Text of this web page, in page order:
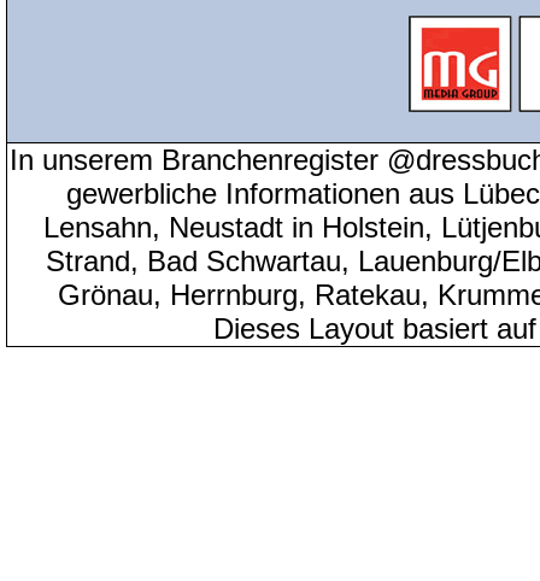
In unserem Branchenregister
gewerbliche Informationen aus
Lensahn, Neustadt in Holstein,
Strand, Bad Schwartau, Lauenburg/
Grönau, Herrnburg, Ratekau,
Dieses Layout basiert